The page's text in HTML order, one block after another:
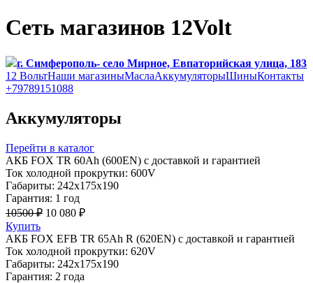
Сеть магазинов 12Volt
г. Симферополь- село Мирное, Евпаторийская улица, 183
12 ВольтНаши магазиныМаслаАккумуляторыШиныКонтакты
+79789151088
Аккумуляторы
Перейти в каталог
АКБ FOX TR 60Ah (600EN) с доставкой и гарантией
Ток холодной прокрутки: 600V
Габариты: 242x175x190
Гарантия: 1 год
10500 ₽ 10 080 ₽
Купить
АКБ FOX EFB TR 65Ah R (620EN) с доставкой и гарантией
Ток холодной прокрутки: 620V
Габариты: 242x175x190
Гарантия: 2 года